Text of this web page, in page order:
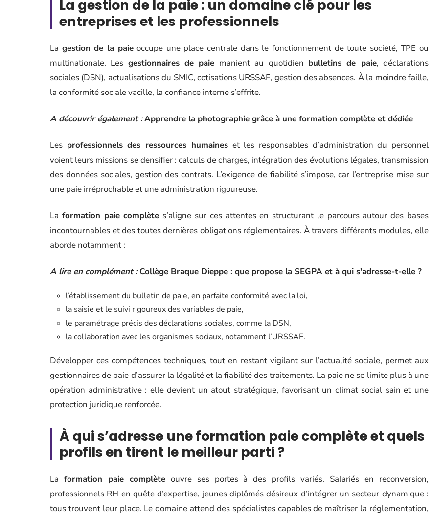
La gestion de la paie : un domaine clé pour les
entreprises et les professionnels
La gestion de la paieoccupe une place centrale dans le fonctionnement de toute société, TPE ou
multinationale. Les gestionnaires de paie manient au quotidien bulletins de paie, déclarations
sociales (DSN), actualisations du SMIC, cotisations URSSAF, gestion des absences. À la moindre faille,
la conformité sociale vacille, la confiance interne s’effrite.
A découvrir également :Apprendre la photographie grâce à une formation complète et dédiée
Les professionnels des ressources humaineset les responsables d’administration du personnel
voient leurs missions se densifier : calculs de charges, intégration des évolutions légales, transmission
des données sociales, gestion des contrats. L’exigence de fiabilité s’impose, car l’entreprise mise sur
une paie irréprochable et une administration rigoureuse.
La formation paie complète s’aligne sur ces attentes en structurant le parcours autour des bases
incontournables et des toutes dernières obligations réglementaires. À travers différents modules, elle
aborde notamment :
A lire en complément : Collège Braque Dieppe : que propose la SEGPA et à qui s'adresse-t-elle ?
l’établissement du bulletin de paie, en parfaite conformité avec la loi,
la saisie et le suivi rigoureux des variables de paie,
le paramétrage précis des déclarations sociales, comme la DSN,
la collaboration avec les organismes sociaux, notamment l’URSSAF.
Développer ces compétences techniques, tout en restant vigilant sur l’actualité sociale, permet aux
gestionnaires de paie d’assurer la légalité et la fiabilité des traitements. La paie ne se limite plus à une
opération administrative : elle devient un atout stratégique, favorisant un climat social sain et une
protection juridique renforcée.
À qui s’adresse une formation paie complète et quels
profils en tirent le meilleur parti ?
La formation paie complèteouvre ses portes à des profils variés. Salariés en reconversion,
professionnels RH en quête d’expertise, jeunes diplômés désireux d’intégrer un secteur dynamique :
tous trouvent leur place. Le domaine attend des spécialistes capables de maîtriser la réglementation,